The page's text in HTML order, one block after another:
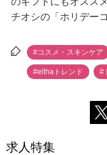
チオシの「ホリデー
#コスメ・スキンケア
#elthaトレンド #
求人特集